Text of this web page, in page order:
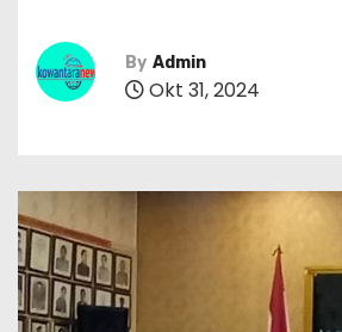
By Admin
Okt 31, 2024